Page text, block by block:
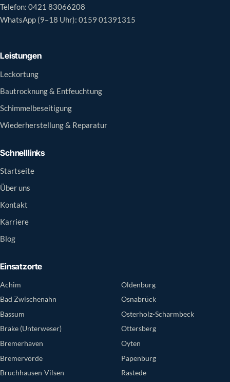
Telefon: 0421 83066208
WhatsApp (9–18 Uhr): 0159 01391315
Leistungen
Leckortung
Bautrocknung & Entfeuchtung
Schimmelbeseitigung
Wiederherstellung & Reparatur
Schnelllinks
Startseite
Über uns
Kontakt
Karriere
Blog
Einsatzorte
Achim
Bad Zwischenahn
Bassum
Brake (Unterweser)
Bremerhaven
Bremervörde
Bruchhausen-Vilsen
Oldenburg
Osnabrück
Osterholz-Scharmbeck
Ottersberg
Oyten
Papenburg
Rastede